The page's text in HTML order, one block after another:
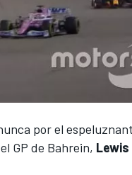
porel
GP de Bahrein, Lewis